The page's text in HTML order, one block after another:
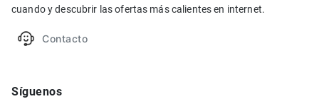
cuando y descubrir las ofertas más calientes en internet.
Contacto
Síguenos